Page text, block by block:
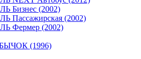
Бизнес (2002)
Пассажирская (2002)
Фермер (2002)
(1996)